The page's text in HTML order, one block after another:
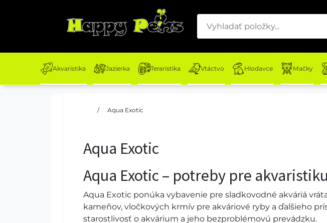
Akvaristika Jazierka Teraristika Vtáctvo Hlodavce Mačky
/ Aqua Exotic
Aqua Exotic
Aqua Exotic – potreby pre akvaristiku
Aqua Exotic ponúka vybavenie pre sladkovodné akváriá
kameňov, vločkových krmív pre akváriové ryby a ďalšieho
starostlivosť o akvárium a jeho bezproblémovú prevádzku.